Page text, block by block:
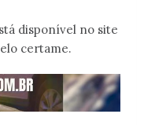
disponível no site
certame.